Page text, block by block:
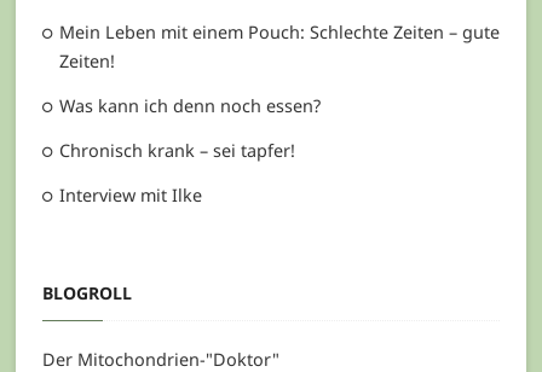
Mein Leben mit einem Pouch: Schlechte Zeiten – gute
Zeiten!
Was kann ich denn noch essen?
Chronisch krank – sei tapfer!
Interview mit Ilke
BLOGROLL
Der Mitochondrien-"Doktor"